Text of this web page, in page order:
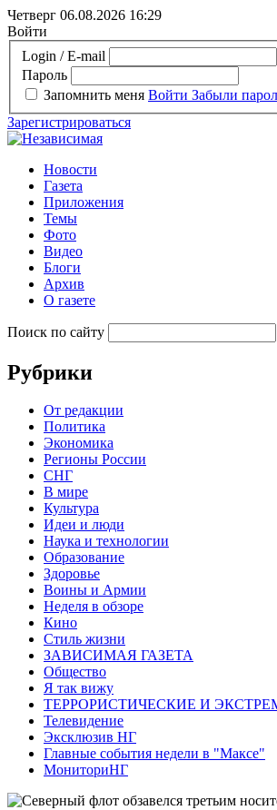
Четверг 06.08.2026 16:29
Войти
Login / E-mail
Пароль
Запомнить меня Войти Забыли
Зарегистрироваться
Новости
Газета
Приложения
Темы
Фото
Видео
Блоги
Архив
О газете
Поиск по сайту
Рубрики
От редакции
Политика
Экономика
Регионы России
СНГ
В мире
Культура
Идеи и люди
Наука и технологии
Образование
Здоровье
Воины и Армии
Неделя в обзоре
Кино
Стиль жизни
ЗАВИСИМАЯ ГАЗЕТА
Общество
Я так вижу
ТЕРРОРИСТИЧЕСКИЕ И
Телевидение
Эксклюзив НГ
Главные события недели в "Максе"
МониториНГ